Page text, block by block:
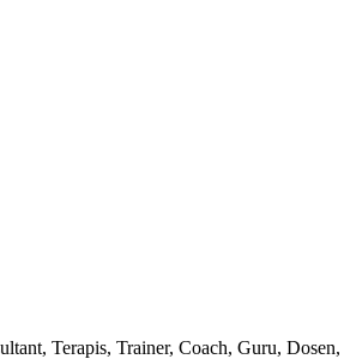
Terapis, Trainer, Coach, Guru,